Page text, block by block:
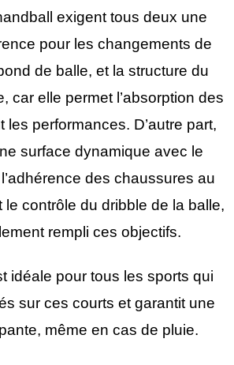
exigent tous deux une
pour les changements de
de balle, et la structure du
car elle permet l’absorption des
les performances. D’autre part,
surface dynamique avec le
des chaussures au
le contrôle du dribble de la balle,
rempli ces objectifs.
idéale pour tous les sports qui
sur ces courts et garantit une
même en cas de pluie.